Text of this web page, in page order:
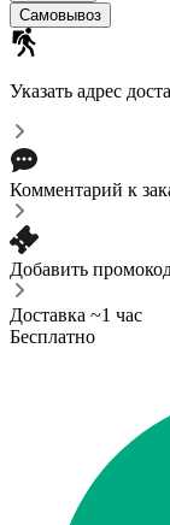
Самовывоз
Указать адрес
Комментарий к
Добавить
Доставка ~1 час
Бесплатно